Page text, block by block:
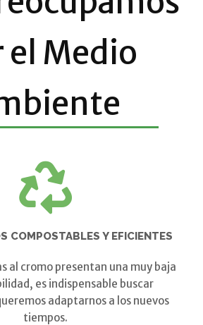
el Medio
COMPOSTABLES Y EFICIENTES
al cromo presentan una muy baja
es indispensable buscar
adaptarnos a los nuevos
tiempos.